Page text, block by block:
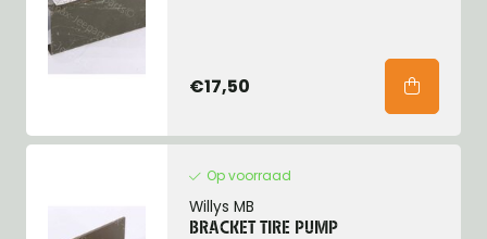
€17,50
Op voorraad
Willys MB
BRACKET TIRE PUMP